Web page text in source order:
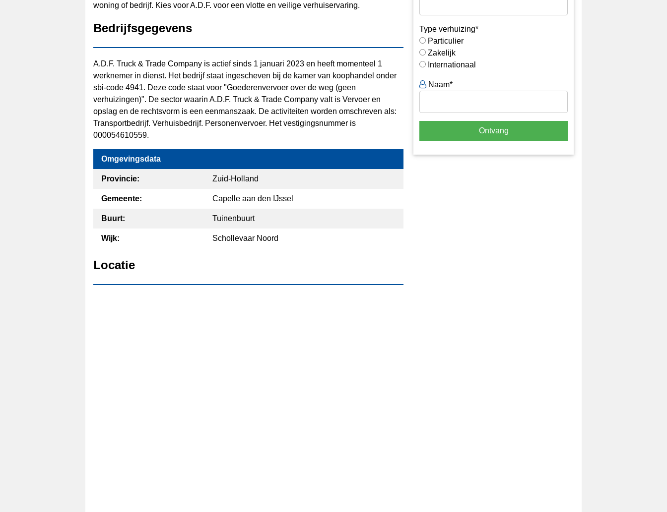
woning of bedrijf. Kies voor A.D.F. voor een vlotte en veilige verhuiservaring.
Bedrijfsgegevens
A.D.F. Truck & Trade Company is actief sinds 1 januari 2023 en heeft momenteel 1
werknemer in dienst. Het bedrijf staat ingescheven bij de kamer van koophandel onder
sbi-code 4941. Deze code staat voor "Goederenvervoer over de weg (geen
verhuizingen)". De sector waarin A.D.F. Truck & Trade Company valt is Vervoer en
opslag en de rechtsvorm is een eenmanszaak. De activiteiten worden omschreven als:
Transportbedrijf. Verhuisbedrijf. Personenvervoer. Het vestigingsnummer is
000054610559.
Omgevingsdata
Provincie: Zuid-Holland
Gemeente: Capelle aan den IJssel
Buurt: Tuinenbuurt
Wijk: Schollevaar Noord
Locatie
Type verhuizing*
Particulier
Zakelijk
Internationaal
Naam*
Ontvang